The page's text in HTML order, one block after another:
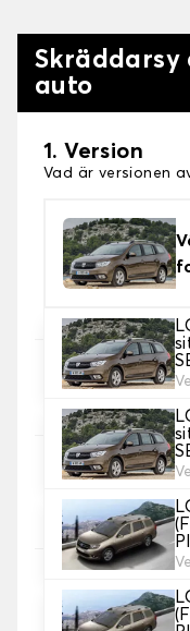
Skräddarsy
auto
1. Version
Vad är versionen
2. Val av spel
3. Material
Välj material för
4. Färg